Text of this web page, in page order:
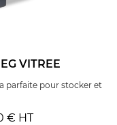
VITREE
parfaite pour stocker et
€ HT